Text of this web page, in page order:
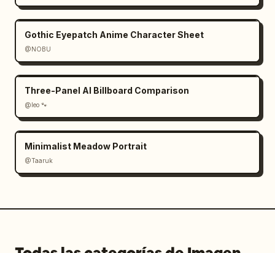
Gothic Eyepatch Anime Character Sheet
@NOBU
Three-Panel AI Billboard Comparison
@leo 🐾
Minimalist Meadow Portrait
@Taaruk